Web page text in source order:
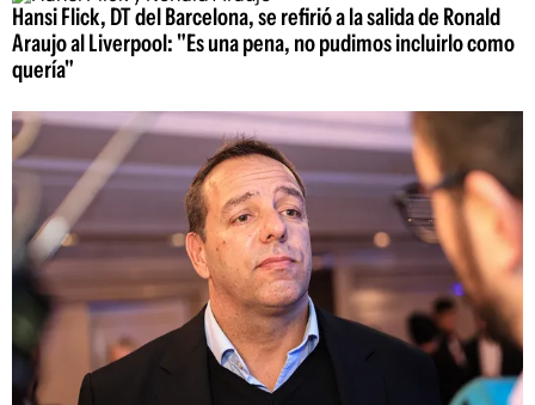
Hansi Flick, DT del Barcelona, se refirió a la salida de Ronald
Araujo al Liverpool: "Es una pena, no pudimos incluirlo como
quería"